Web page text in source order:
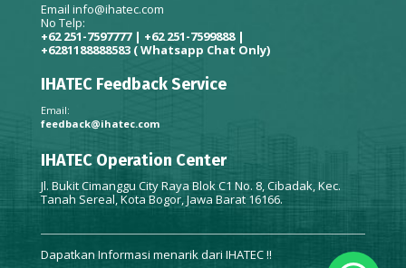
Email info@ihatec.com
No Telp:
+62 251-7597777 | +62 251-7599888 |
+6281188888583 ( Whatsapp Chat Only)
IHATEC Feedback Service
Email:
feedback@ihatec.com
IHATEC Operation Center
Jl. Bukit Cimanggu City Raya Blok C1 No. 8, Cibadak, Kec.
Tanah Sereal, Kota Bogor, Jawa Barat 16166.
Dapatkan Informasi menarik dari IHATEC !!